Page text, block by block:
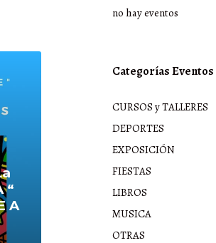
“
A
no hay eventos
Categorías Eventos
CURSOS y TALLERES
DEPORTES
EXPOSICIÓN
FIESTAS
LIBROS
MUSICA
OTRAS